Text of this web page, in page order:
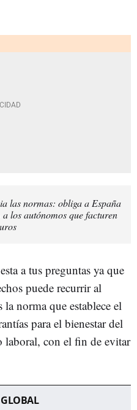
las normas: obliga a España
los autónomos que facturen
a tus preguntas ya que
puede recurrir al
la norma que establece el
para el bienestar del
laboral, con el fin de evitar